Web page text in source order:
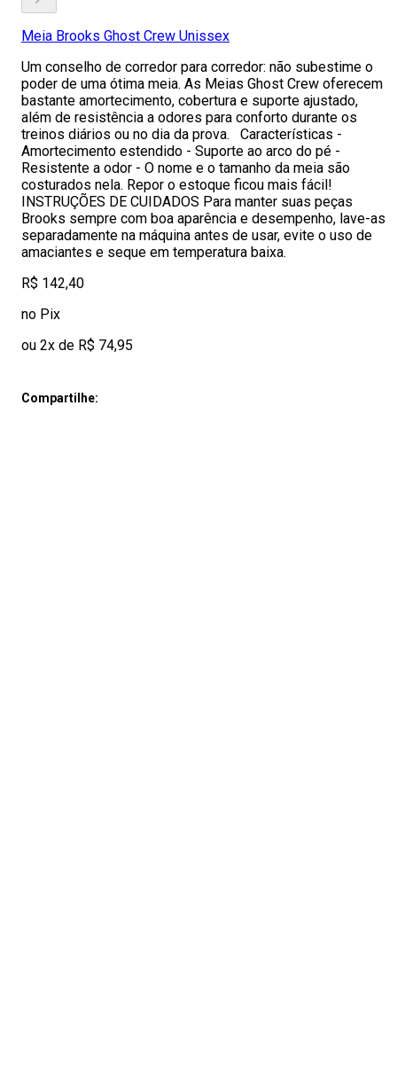
Meia Brooks Ghost Crew Unissex
Um conselho de corredor para corredor: não subestime o
poder de uma ótima meia. As Meias Ghost Crew oferecem
bastante amortecimento, cobertura e suporte ajustado,
além de resistência a odores para conforto durante os
treinos diários ou no dia da prova. Características -
Amortecimento estendido - Suporte ao arco do pé -
Resistente a odor - O nome e o tamanho da meia são
costurados nela. Repor o estoque ficou mais fácil!
INSTRUÇÕES DE CUIDADOS Para manter suas peças
Brooks sempre com boa aparência e desempenho, lave-as
separadamente na máquina antes de usar, evite o uso de
amaciantes e seque em temperatura baixa.
R$ 142,40
no Pix
ou 2x de R$ 74,95
Compartilhe: